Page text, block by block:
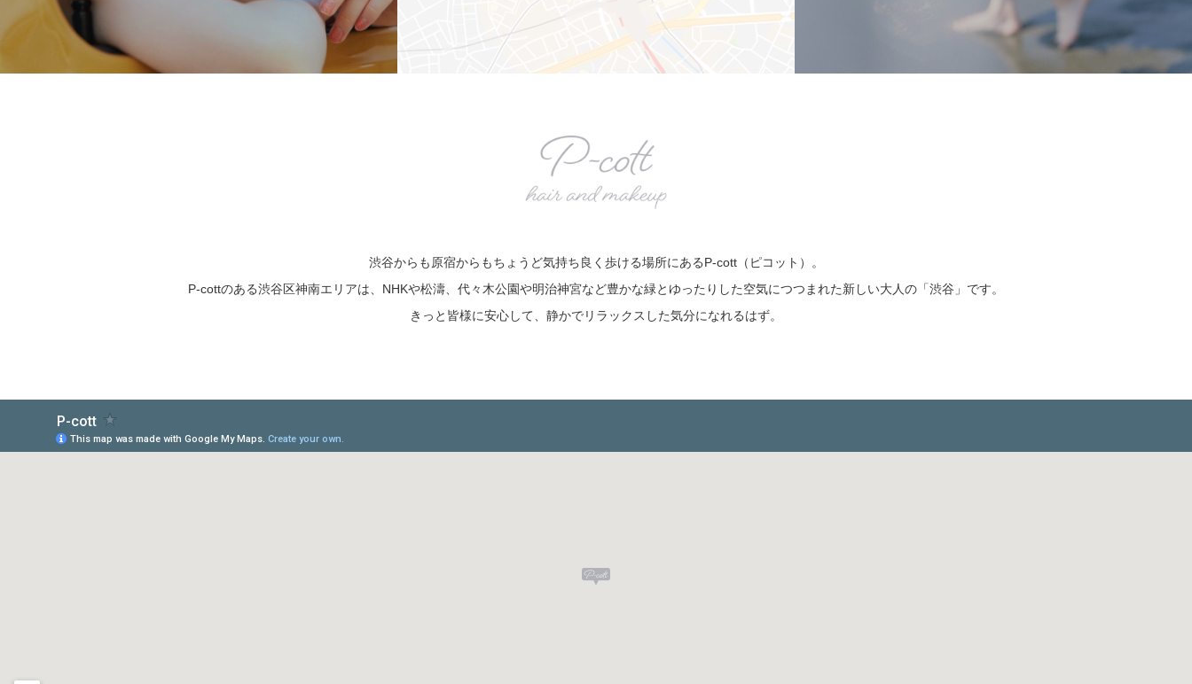
渋谷からも原宿からもちょうど気持ち良く歩ける場所にあるP-cott（ピコット）。
P-cottのある渋谷区神南エリアは、NHKや松濤、代々木公園や明治神宮など豊かな緑とゆったりした空気につつまれた新しい大人の「渋谷」です。
きっと皆様に安心して、静かでリラックスした気分になれるはず。